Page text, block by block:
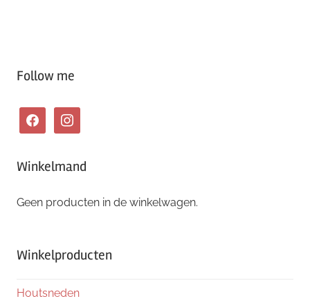
Follow me
facebookinstagram
Winkelmand
Geen producten in de winkelwagen.
Winkelproducten
Houtsneden